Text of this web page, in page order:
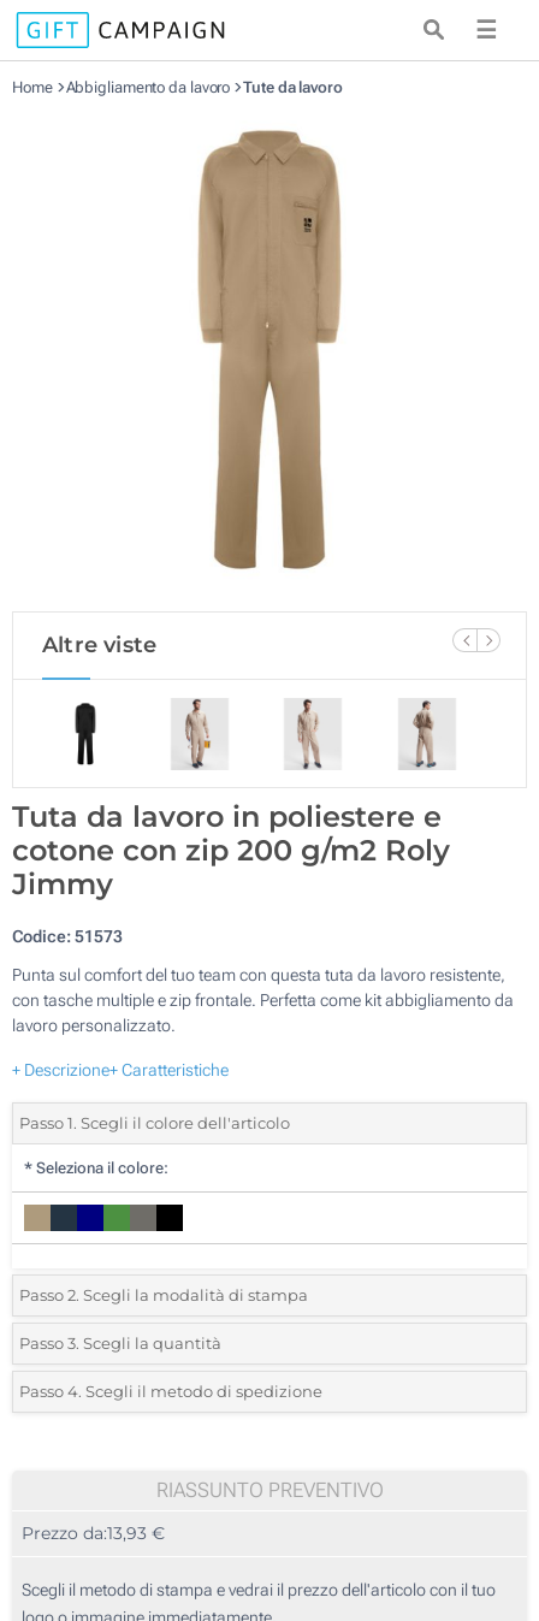
☰
Home Abbigliamento da lavoro Tute da lavoro
Altre viste
Tuta da lavoro in poliestere e
cotone con zip 200 g/m2 Roly
Jimmy
Codice:51573
Punta sul comfort del tuo team con questa tuta da lavoro resistente,
con tasche multiple e zip frontale. Perfetta come kit abbigliamento da
lavoro personalizzato.
+ Descrizione+ Caratteristiche
Passo 1. Scegli il colore dell'articolo
* Seleziona il colore:
Passo 2. Scegli la modalità di stampa
*Seleziona la posizione di stampa e il colore del vostro logo:
Transfer digitale full color (Su un lato)
Passo 3. Scegli la quantità
*Ordine minimo 10 (Ordine totale)
Passo 4. Scegli il metodo di spedizione
RIASSUNTO PREVENTIVO
Prezzo da:13,93 €
Scegli il metodo di stampa e vedrai il prezzo dell'articolo con il tuo
logo o immagine immediatamente.